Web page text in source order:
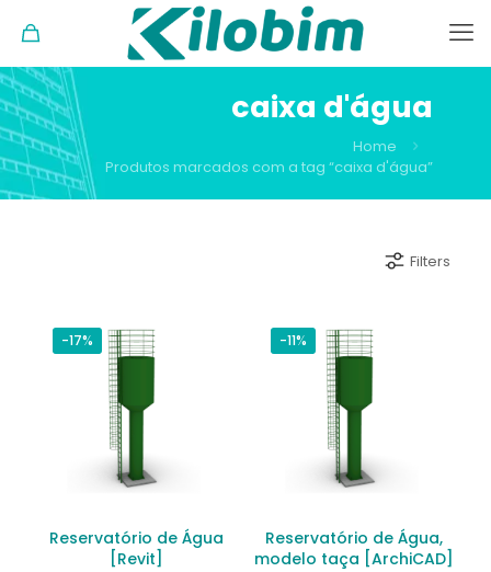
caixa d'água
Home
Produtos marcados com a tag “caixa d'água”
Filters
-17%
Reservatório de Água
[Revit]
-11%
Reservatório de Água,
modelo taça [ArchiCAD]